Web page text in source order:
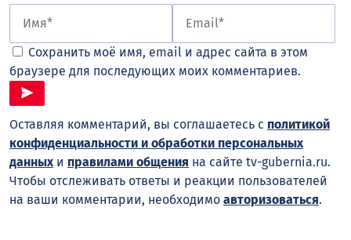
Сохранить моё имя, email и адрес сайта в этом
браузере для последующих моих комментариев.
Оставляя комментарий, вы соглашаетесь с политикой
конфиденциальности и обработки персональных
данныхи правилами общения на сайте tv-gubernia.ru.
Чтобы отслеживать ответы и реакции пользователей
на ваши комментарии, необходимо авторизоваться.